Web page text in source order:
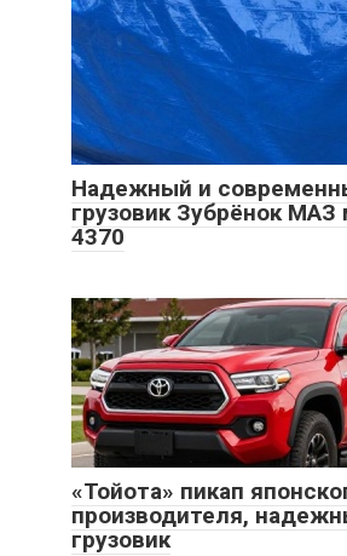
Надежный и
грузовик Зубрёнок МАЗ
4370
«Тойота» пикап
производителя,
грузовик